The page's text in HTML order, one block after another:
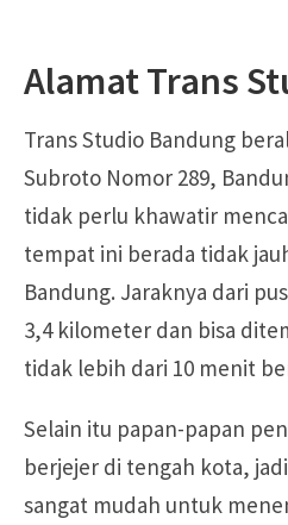
Alamat Trans
Trans Studio Bandung
Subroto Nomor 289,
tidak perlu khawatir
tempat ini berada tidak
Bandung. Jaraknya dari
3,4 kilometer dan bisa
tidak lebih dari 10 menit
Selain itu papan-papan
berjejer di tengah kota,
sangat mudah untuk